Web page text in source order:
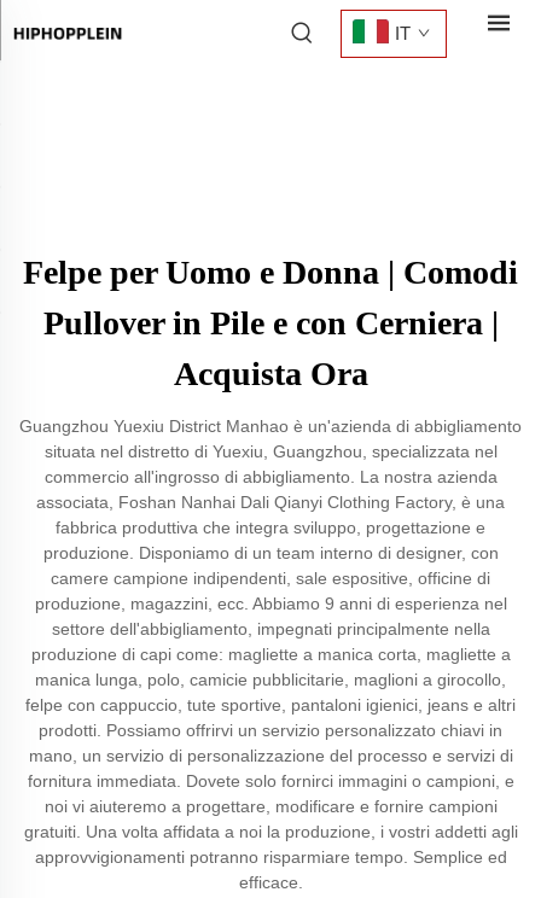
IT
Felpe per Uomo e Donna | Comodi
Pullover in Pile e con Cerniera |
Acquista Ora
Guangzhou Yuexiu District Manhao è un'azienda di abbigliamento
situata nel distretto di Yuexiu, Guangzhou, specializzata nel
commercio all'ingrosso di abbigliamento. La nostra azienda
associata, Foshan Nanhai Dali Qianyi Clothing Factory, è una
fabbrica produttiva che integra sviluppo, progettazione e
produzione. Disponiamo di un team interno di designer, con
camere campione indipendenti, sale espositive, officine di
produzione, magazzini, ecc. Abbiamo 9 anni di esperienza nel
settore dell'abbigliamento, impegnati principalmente nella
produzione di capi come: magliette a manica corta, magliette a
manica lunga, polo, camicie pubblicitarie, maglioni a girocollo,
felpe con cappuccio, tute sportive, pantaloni igienici, jeans e altri
prodotti. Possiamo offrirvi un servizio personalizzato chiavi in
mano, un servizio di personalizzazione del processo e servizi di
fornitura immediata. Dovete solo fornirci immagini o campioni, e
noi vi aiuteremo a progettare, modificare e fornire campioni
gratuiti. Una volta affidata a noi la produzione, i vostri addetti agli
approvvigionamenti potranno risparmiare tempo. Semplice ed
efficace.